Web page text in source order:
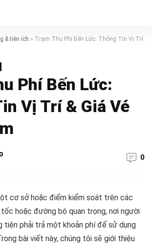
& tiện ích » Trạm Thu Phí Bến Lức: Thông Tin Vị Trí
Phí Bến Lức:
Vị Trí & Giá Vé
0
cơ sở hoặc điểm kiểm soát trên các
hoặc đường bộ quan trọng, nơi người
tiện phải trả một khoản phí để sử dụng
bài viết này, chúng tôi sẽ giới thiệu